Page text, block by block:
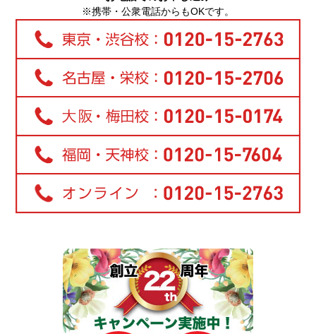
※携帯・公衆電話からもOKです。